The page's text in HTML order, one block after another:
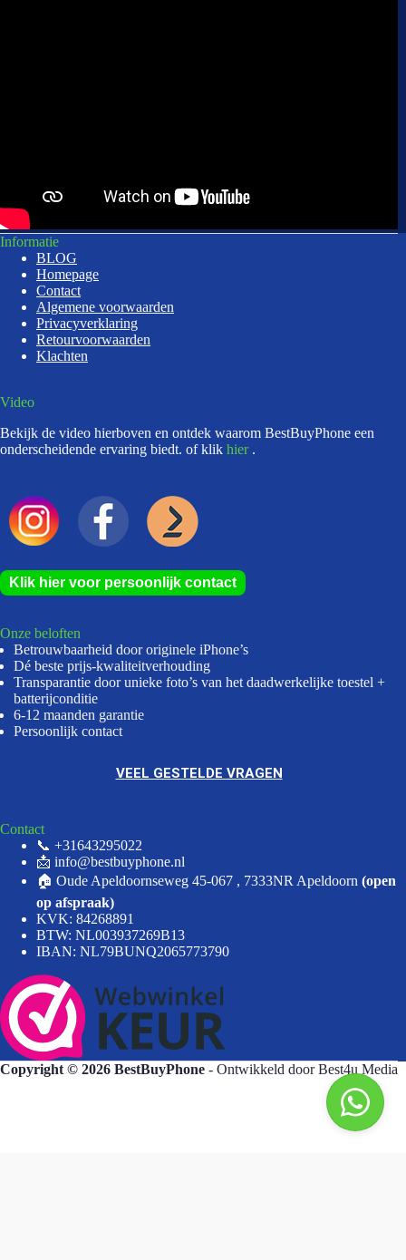
Informatie
BLOG
Homepage
Contact
Algemene voorwaarden
Privacyverklaring
Retourvoorwaarden
Klachten
Video
Bekijk de video hierboven en ontdek waarom BestBuyPhone een
onderscheidende ervaring biedt. of klik hier .
Klik hier voor persoonlijk contact
Onze beloften
Betrouwbaarheid door originele iPhone’s
Dé beste prijs-kwaliteitverhouding
Transparantie door unieke foto’s van het daadwerkelijke toestel +
batterijconditie
6-12 maanden garantie
Persoonlijk contact
VEEL GESTELDE VRAGEN
Contact
📞 +31643295022
📩 info@bestbuyphone.nl
🏠 Oude Apeldoornseweg 45-067 , 7333NR Apeldoorn (open
op afspraak)
KVK: 84268891
BTW: NL003937269B13
IBAN: NL79BUNQ2065773790
Copyright © 2026 BestBuyPhone - Ontwikkeld doorBest4u Media